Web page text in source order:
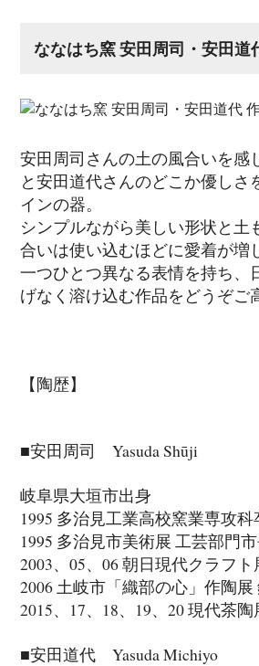
ななはち窯 安田周司・安田道
安田周司さんの土の風合いを感
と安田道代さんのどこか優しさ
インの器。
シンプルながら美しい形状と土
合いは使い込むほどに愛着が増
一つひとつ異なる表情を持ち、
げなく溶け込む作品をどうぞご
【陶歴】
■安田周司 Yasuda Shūji
岐阜県大垣市出身
1995 多治見工業高校窯業専攻科
1995 多治見市美術展 工芸部門
2003、05、06 朝日現代クラフト
2006 土岐市「織部の心」作陶展
2015、17、18、19、20 現代茶陶
■安田道代 Yasuda Michiyo